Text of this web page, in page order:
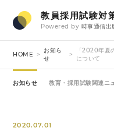
教員採用試験対
Powered by 時事通信出
HOME
お知ら
せ
「2020年夏
について
お知らせ 教育・採用試験関連ニ
2020.07.01